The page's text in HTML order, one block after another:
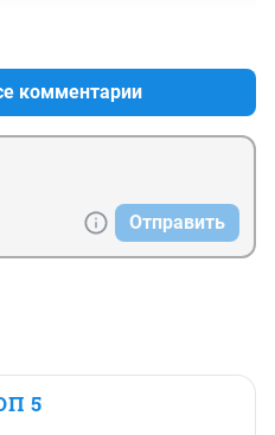
комментарии
Отправить
5